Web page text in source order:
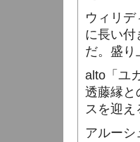
ウィリ
に長い付
だ。盛り
alto 「
透藤縁
スを迎え
アルーシ